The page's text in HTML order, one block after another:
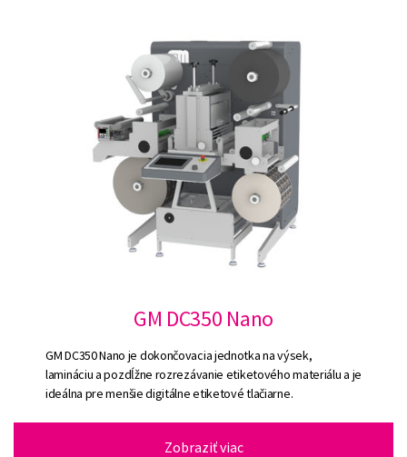
GM DC350 Nano
GM DC350 Nano je dokončovacia jednotka na výsek,
lamináciu a pozdĺžne rozrezávanie etiketového materiálu a je
ideálna pre menšie digitálne etiketové tlačiarne.
Zobraziť viac